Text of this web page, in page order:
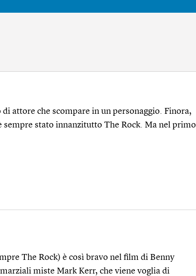
attore che scompare in un personaggio. Finora,
sempre stato innanzitutto The Rock. Ma nel primo
The Rock) è così bravo nel film di Benny
miste Mark Kerr, che viene voglia di